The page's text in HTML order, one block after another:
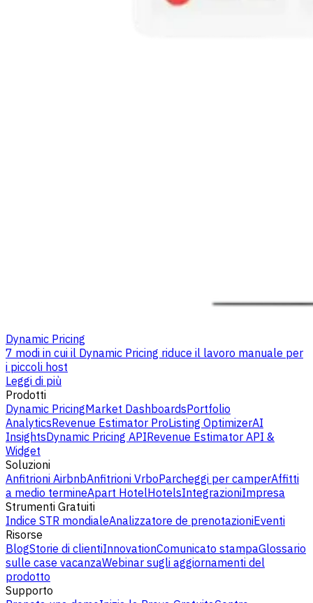
Dynamic Pricing
7 modi in cui il Dynamic Pricing riduce il lavoro manuale per
i piccoli host
Leggi di più
Prodotti
Dynamic PricingMarket DashboardsPortfolio
AnalyticsRevenue Estimator ProListing OptimizerAI
InsightsDynamic Pricing APIRevenue Estimator API &
Widget
Soluzioni
Anfitrioni AirbnbAnfitrioni VrboParcheggi per camperAffitti
a medio termineApart HotelHotelsIntegrazioniImpresa
Strumenti Gratuiti
Indice STR mondialeAnalizzatore de prenotazioniEventi
Risorse
BlogStorie di clientiInnovationComunicato stampaGlossario
sulle case vacanzaWebinar sugli aggiornamenti del
prodotto
Supporto